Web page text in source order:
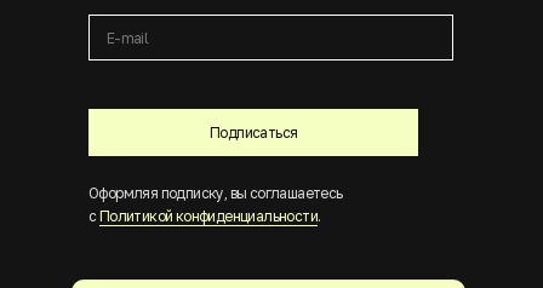
Подписаться
Оформляя подписку, вы соглашаетесь
с Политикой конфиденциальности.